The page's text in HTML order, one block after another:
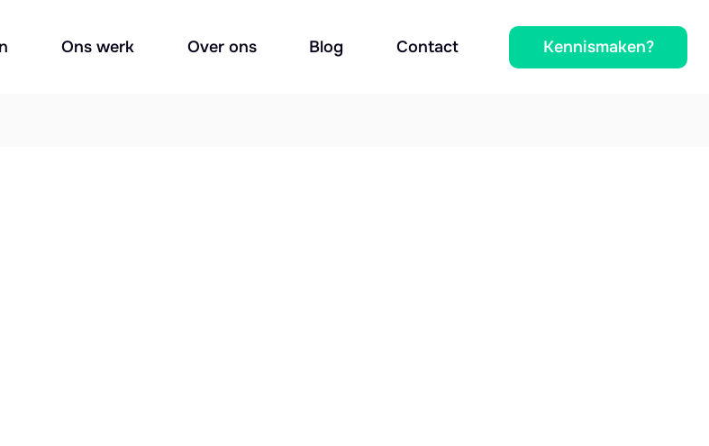
Ons werk Over ons Blog Contact Kennismaken?